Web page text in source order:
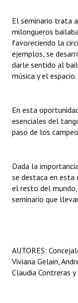
INSTITUCIONAL
Antiguos
Noticias Destacadas
Datos Históricos
Premio al Mérito -
Mujeres que
Periodistas
Huéspedes de
Antiguos
El seminario trata
milongueros
favoreciendo la
ejemplos, se
darle sentido al
música y el espacio.
En esta
esenciales del
paso de los
Dada la
se destaca en esta
el resto del
seminario que
AUTORES:
Viviana Gelain,
Claudia Contreras y